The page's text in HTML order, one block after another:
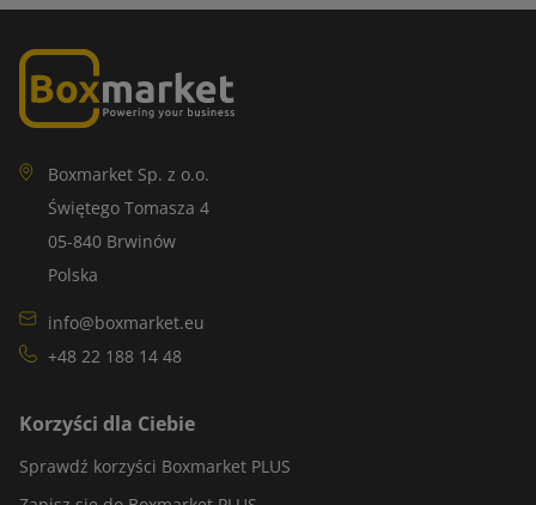
Boxmarket Sp. z o.o.
Świętego Tomasza 4
05-840 Brwinów
Polska
info@boxmarket.eu
+48 22 188 14 48
Korzyści dla Ciebie
Sprawdź korzyści Boxmarket PLUS